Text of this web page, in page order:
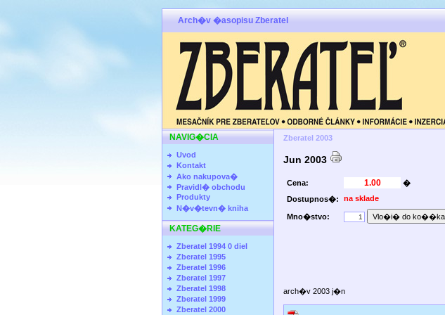
Arch�v �asopisu Zberatel
NAVIG�CIA
Uvod
Kontakt
Ako nakupova�
Pravidl� obchodu
Produkty
N�v�tevn� kniha
KATEG�RIE
Zberatel 1994 0 diel
Zberatel 1995
Zberatel 1996
Zberatel 1997
Zberatel 1998
Zberatel 1999
Zberatel 2000
Zberatel 2003
Jun 2003
Cena:
�
Dostupnos�:
na sklade
Mno�stvo:
arch�v 2003 j�n